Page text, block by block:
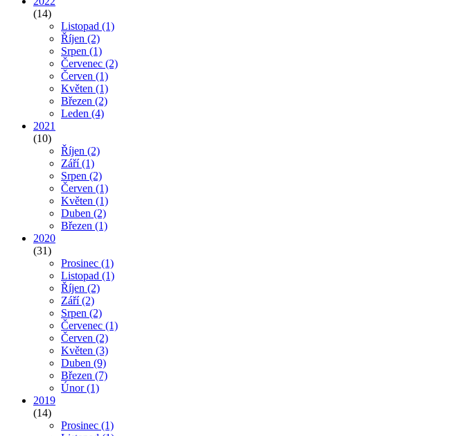
(14)
Listopad (1)
Říjen (2)
Srpen (1)
Červenec (2)
Červen (1)
Květen (1)
Březen (2)
Leden (4)
2021
(10)
Říjen (2)
Září(1)
Srpen (2)
Červen (1)
Květen (1)
Duben (2)
Březen (1)
2020
(31)
Prosinec (1)
Listopad (1)
Říjen (2)
Září(2)
Srpen (2)
Červenec (1)
Červen (2)
Květen (3)
Duben (9)
Březen (7)
Únor(1)
2019
(14)
Prosinec (1)